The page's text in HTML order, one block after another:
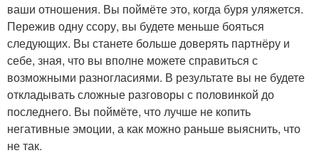
ваши отношения. Вы поймёте это, когда буря уляжется.
Пережив одну ссору, вы будете меньше бояться
следующих. Вы станете больше доверять партнёру и
себе, зная, что вы вполне можете справиться с
возможными разногласиями. В результате вы не будете
откладывать сложные разговоры с половинкой до
последнего. Вы поймёте, что лучше не копить
негативные эмоции, а как можно раньше выяснить, что
не так.